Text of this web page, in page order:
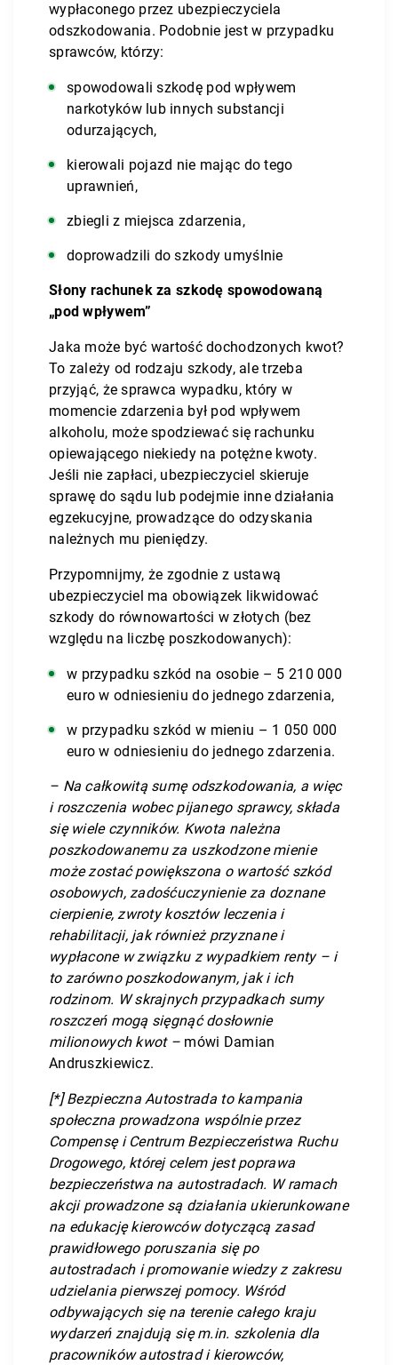
wypłaconego przez ubezpieczyciela
odszkodowania. Podobnie jest w przypadku
sprawców, którzy:
spowodowali szkodę pod wpływem
narkotyków lub innych substancji
odurzających,
kierowali pojazd nie mając do tego
uprawnień,
zbiegli z miejsca zdarzenia,
doprowadzili do szkody umyślnie
Słony rachunek za szkodę spowodowaną
„pod wpływem”
Jaka może być wartość dochodzonych kwot?
To zależy od rodzaju szkody, ale trzeba
przyjąć, że sprawca wypadku, który w
momencie zdarzenia był pod wpływem
alkoholu, może spodziewać się rachunku
opiewającego niekiedy na potężne kwoty.
Jeśli nie zapłaci, ubezpieczyciel skieruje
sprawę do sądu lub podejmie inne działania
egzekucyjne, prowadzące do odzyskania
należnych mu pieniędzy.
Przypomnijmy, że zgodnie z ustawą
ubezpieczyciel ma obowiązek likwidować
szkody do równowartości w złotych (bez
względu na liczbę poszkodowanych):
w przypadku szkód na osobie – 5 210 000
euro w odniesieniu do jednego zdarzenia,
w przypadku szkód w mieniu – 1 050 000
euro w odniesieniu do jednego zdarzenia.
– Na całkowitą sumę odszkodowania, a więc
i roszczenia wobec pijanego sprawcy, składa
się wiele czynników. Kwota należna
poszkodowanemu za uszkodzone mienie
może zostać powiększona o wartość szkód
osobowych, zadośćuczynienie za doznane
cierpienie, zwroty kosztów leczenia i
rehabilitacji, jak również przyznane i
wypłacone w związku z wypadkiem renty – i
to zarówno poszkodowanym, jak i ich
rodzinom. W skrajnych przypadkach sumy
roszczeń mogą sięgnąć dosłownie
milionowych kwot – mówi Damian
Andruszkiewicz.
[*]Bezpieczna Autostrada to kampania
społeczna prowadzona wspólnie przez
Compensę i Centrum Bezpieczeństwa Ruchu
Drogowego, której celem jest poprawa
bezpieczeństwa na autostradach. W ramach
akcji prowadzone są działania ukierunkowane
na edukację kierowców dotyczącą zasad
prawidłowego poruszania się po
autostradach i promowanie wiedzy z zakresu
udzielania pierwszej pomocy. Wśród
odbywających się na terenie całego kraju
wydarzeń znajdują się m.in. szkolenia dla
pracowników autostrad i kierowców,